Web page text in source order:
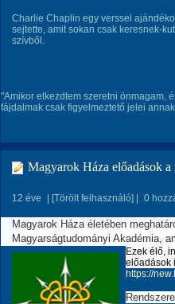
Charlie Chaplin egy verssel
sejtette, amit sokan csak keresnek-
szívből.
"Amikor elkezdtem szeretni önmagam,
fájdalmak csak figyelmeztető jelei
Magyarok Háza előadások a
12 éve [Törölt felhasználó] 0
Magyarok Háza életében
Magyarságtudományi Akadémia,
Ezek élő,
előadások
https://